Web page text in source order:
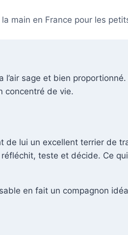
main en France pour les
l’air sage et bien proportionné.
concentré de vie.
de lui un excellent terrier de
teste et décide. Ce
en fait un compagnon